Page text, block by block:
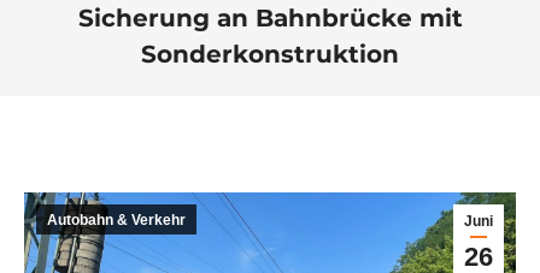
Sicherung an Bahnbrücke mit
Sonderkonstruktion
Juni
26
Autobahn & Verkehr